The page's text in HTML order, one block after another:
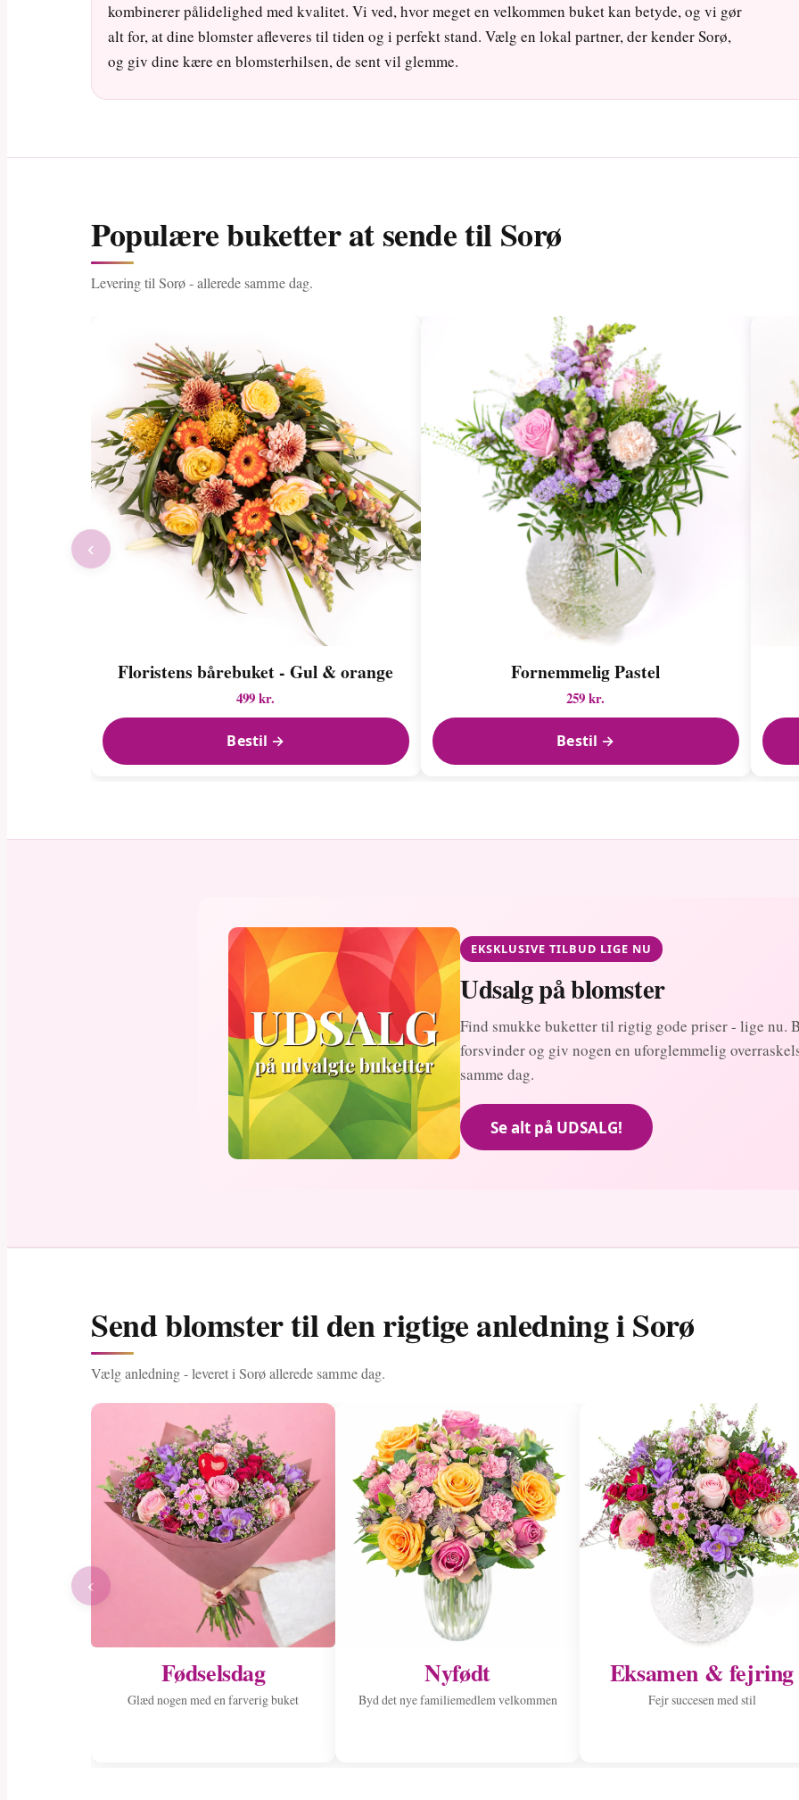
kombinerer pålidelighed med kvalitet. Vi ved, hvor meget en velkommen buket kan betyde, og vi gør
alt for, at dine blomster afleveres til tiden og i perfekt stand. Vælg en lokal partner, der kender Sorø,
og giv dine kære en blomsterhilsen, de sent vil glemme.
Populære buketter at sende til Sorø
Levering til Sorø - allerede samme dag.
Floristens bårebuket - Gul & orange
499 kr.
Bestil →
Fornemmelig Pastel
259 kr.
Bestil →
‹
EKSKLUSIVE TILBUD LIGE NU
Udsalg på blomster
Find smukke buketter til rigtig gode priser - lige nu.
forsvinder og giv nogen en uforglemmelig
samme dag.
Se alt på UDSALG!
Send blomster til den rigtige anledning i Sorø
Vælg anledning - leveret i Sorø allerede samme dag.
Fødselsdag
Glæd nogen med en farverig buket
Nyfødt
Byd det nye familiemedlem velkommen
Eksamen & fejring
Fejr succesen med stil
‹